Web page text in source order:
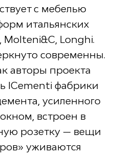
с мебелью
итальянских
Longhi.
современны.
авторы проекта
ICementi фабрики
усиленного
встроен в
розетку — вещи
уживаются